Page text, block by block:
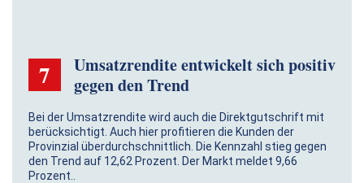
7
Umsatzrendite entwickelt sich positiv
gegen den Trend
Bei der Umsatzrendite wird auch die Direktgutschrift mit
berücksichtigt. Auch hier profitieren die Kunden der
Provinzial überdurchschnittlich. Die Kennzahl stieg gegen
den Trend auf 12,62 Prozent. Der Markt meldet 9,66
Prozent..